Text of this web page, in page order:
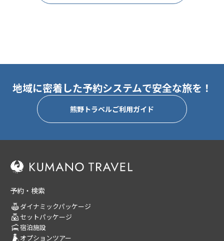
地域に密着した予約システムで安全な旅を！
熊野トラベルご利用ガイド
予約・検索
ダイナミックパッケージ
セットパッケージ
宿泊施設
オプションツアー